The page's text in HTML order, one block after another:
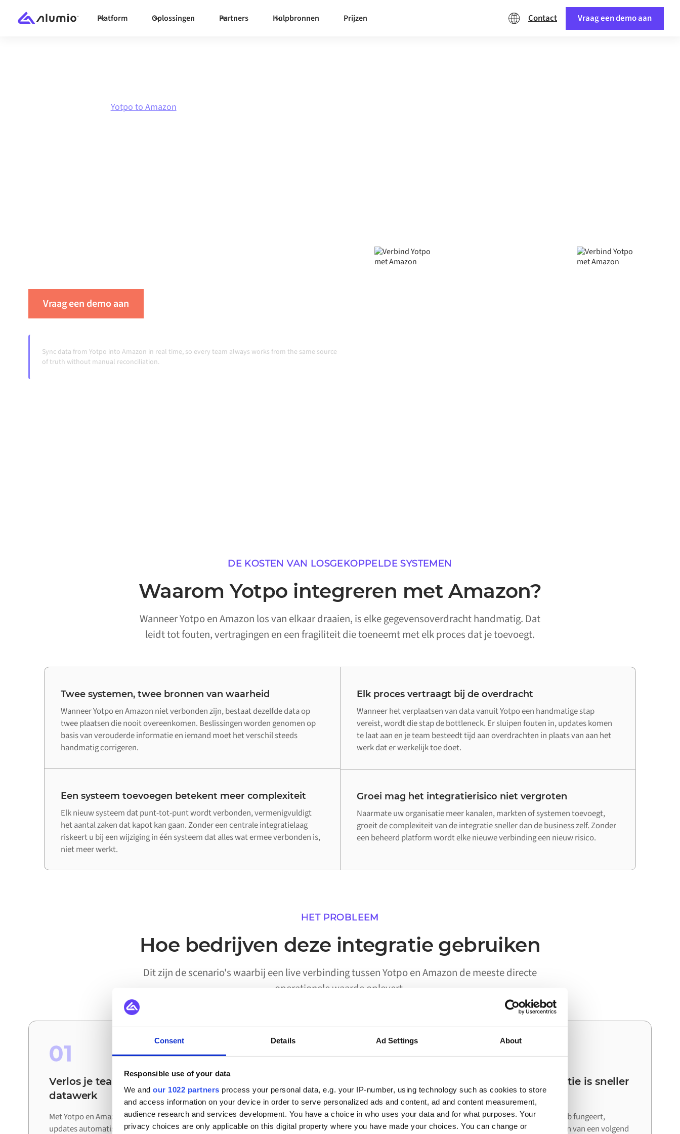
Consent Details Ad Settings About
Responsible use of your data
We and our 1022 partners process your personal data, e.g. your IP-number, using technology such as cookies to store
and access information on your device in order to serve personalized ads and content, ad and content measurement,
audience research and services development. You have a choice in who uses your data and for what purposes. Your
privacy choices are only applicable on this digital property where you have made your choices. You can change or
Platform Oplossingen Partners Hulpbronnen Prijzen Contact Vraag een demo aan
Yotpo to Amazon
Vraag een demo aan
Sync data from Yotpo into Amazon in real time, so every team always works from the same source
of truth without manual reconciliation.
DE KOSTEN VAN LOSGEKOPPELDE SYSTEMEN
Waarom Yotpo integreren met Amazon?
Wanneer Yotpo en Amazon los van elkaar draaien, is elke gegevensoverdracht handmatig. Dat
leidt tot fouten, vertragingen en een fragiliteit die toeneemt met elk proces dat je toevoegt.
Twee systemen, twee bronnen van waarheid
Wanneer Yotpo en Amazon niet verbonden zijn, bestaat dezelfde data op
twee plaatsen die nooit overeenkomen. Beslissingen worden genomen op
basis van verouderde informatie en iemand moet het verschil steeds
handmatig corrigeren.
Elk proces vertraagt bij de overdracht
Wanneer het verplaatsen van data vanuit Yotpo een handmatige stap
vereist, wordt die stap de bottleneck. Er sluipen fouten in, updates komen
te laat aan en je team besteedt tijd aan overdrachten in plaats van aan het
werk dat er werkelijk toe doet.
Een systeem toevoegen betekent meer complexiteit
Elk nieuw systeem dat punt-tot-punt wordt verbonden, vermenigvuldigt
het aantal zaken dat kapot kan gaan. Zonder een centrale integratielaag
riskeert u bij een wijziging in één systeem dat alles wat ermee verbonden is,
niet meer werkt.
Groei mag het integratierisico niet vergroten
Naarmate uw organisatie meer kanalen, markten of systemen toevoegt,
groeit de complexiteit van de integratie sneller dan de business zelf. Zonder
een beheerd platform wordt elke nieuwe verbinding een nieuw risico.
HET PROBLEEM
Hoe bedrijven deze integratie gebruiken
Dit zijn de scenario's waarbij een live verbinding tussen Yotpo en Amazon de meeste directe
operationele waarde oplevert.
01
Verlos je teams van handmatig
datawerk
Met Yotpo en Amazon verbonden worden
updates automatisch uitgewisseld tussen
02
uitgevoerd zonder handmatige
activering
Workflows waarvoor eerder een persoon nodig
03
Je volgende integratie is sneller
dan de eerste
Omdat Alumio als centrale hub fungeert,
hergebruik je bij het aansluiten van een volgend